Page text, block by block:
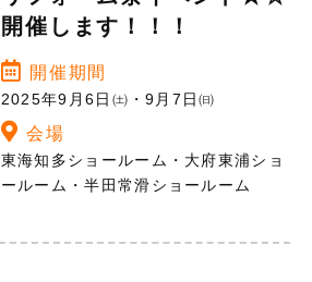
開催します！！！
開催期間
2025年9月6日㈯・9月7日㈰
会場
東海知多ショールーム・大府東浦ショ
ールーム・半田常滑ショールーム